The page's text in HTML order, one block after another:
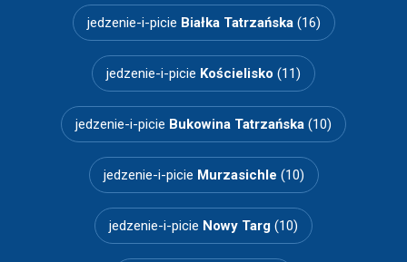
jedzenie-i-picie Białka Tatrzańska(16)
jedzenie-i-picie Kościelisko (11)
jedzenie-i-picie Bukowina Tatrzańska (10)
jedzenie-i-picie Murzasichle (10)
jedzenie-i-picie Nowy Targ (10)